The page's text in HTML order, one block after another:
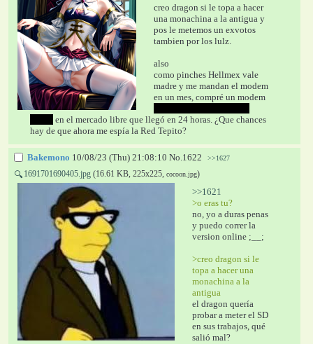
creo dragon si le topa a hacer
una monachina a la antigua y
pos le metemos un exvotos
tambien por los lulz.
also
como pinches Hellmex vale
madre y me mandan el modem
en un mes, compré un modem
en el mercado libre que llegó en 24 horas. ¿Que chances
hay de que ahora me espía la Red Tepito?
Bakemono 10/08/23 (Thu) 21:08:10 No.1622 >>1627
🔍 1691701690405.jpg (16.61 KB, 225x225, cocoon.jpg)
>>1621
>o eras tu?
no, yo a duras penas
y puedo correr la
version online ;__;
>creo dragon si le
topa a hacer una
monachina a la
antigua
el dragon quería
probar a meter el SD
en sus trabajos, qué
salió mal?